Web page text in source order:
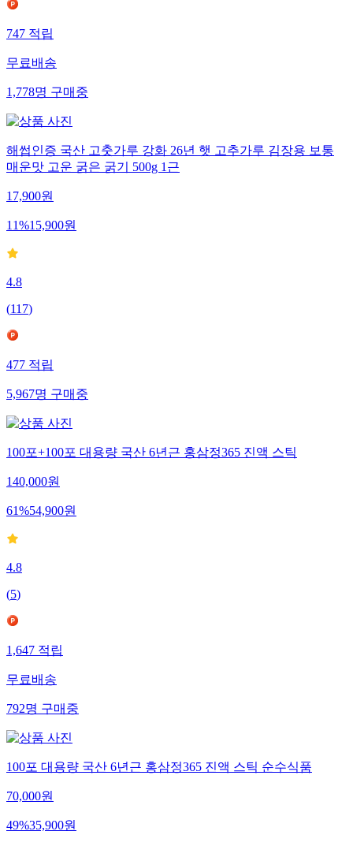
747적립
무료배송
1,778명구매중
해썹인증 국산 고춧가루 강화 26년 햇 고추가루 김장용 보통
매운맛 고운 굵은 굵기 500g 1근
17,900원
11%15,900원
4.8
(117)
477적립
5,967명구매중
100포+100포 대용량 국산 6년근 홍삼정365 진액 스틱
140,000원
61%54,900원
4.8
(5)
1,647적립
무료배송
792명구매중
100포 대용량 국산 6년근 홍삼정365 진액 스틱 순수식품
70,000원
49%35,900원